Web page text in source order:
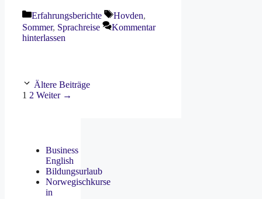
Kategorien
Erfahrungsberichte Schlagwörter
Hovden,
Sommer, Sprachreise
Kommentar
hinterlassen
Ältere Beiträge
Seite
1 Seite
2 Weiter →
Business
English
Bildungsurlaub
Norwegischkurse
in